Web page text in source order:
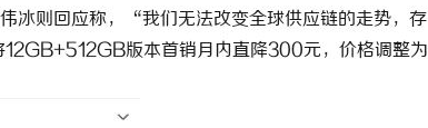
冰则回应称，“我们无法改变全球供应链的走势，存
版本首销月内直降300元，价格调整为